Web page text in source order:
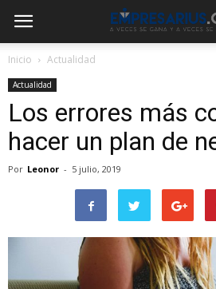
Inicio Actualidad
Actualidad
Los errores más
hacer un plan de
Por Leonor - 5 julio, 2019